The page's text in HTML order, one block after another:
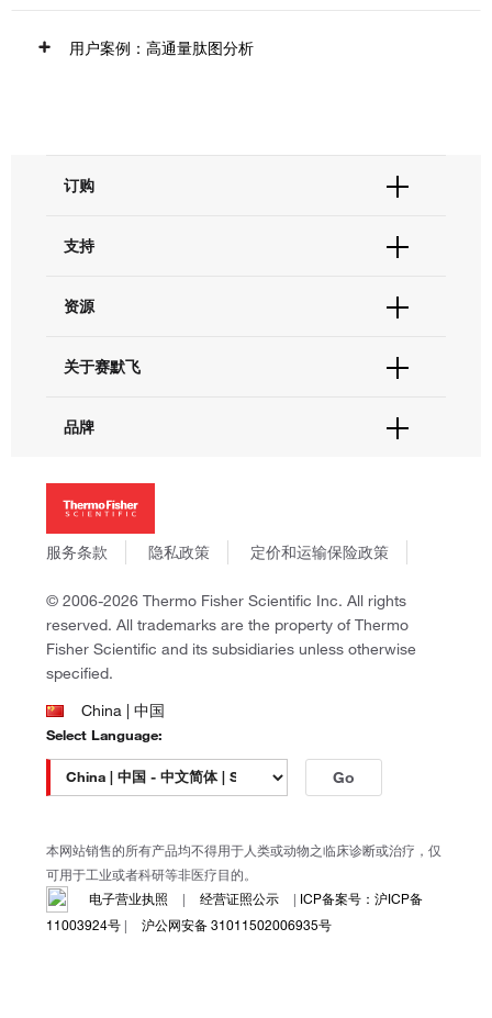
可达 3000 mAU
波长范围：190 – 680 nm，采样频率：200Hz
推荐仪器
UltiMate™ 二极管
阵列检测器
分析柱：Hypersil GOLD™ Peptide, 1.9 μm 2.1*100 mm
某色谱柱HPLC方法
点击放大
Vanquish™ Flex
用户案例：高通量肽图分析
Vanquish™ Flex
UHPLC 系统
订购
订单支持
现货供应中心
支持
联系我们 - 400 820 8982
查找文件&证书
资源
促销
社交媒体
关于赛默飞
招聘
新闻
社会责任
商标
品牌
Applied Biosystems
Invitrogen
Gibco
Unity Lab Services
Patheon
PPD
服务条款 隐私政策 定价和运输保险政策
© 2006-2026 Thermo Fisher Scientific Inc. All rights
reserved. All trademarks are the property of Thermo
Fisher Scientific and its subsidiaries unless otherwise
specified.
China | 中国
Select Language:
Go
本网站销售的所有产品均不得用于人类或动物之临床诊断或治疗，仅
可用于工业或者科研等非医疗目的。
电子营业执照
| 经营证照公示 | ICP备案号：沪ICP备
11003924号 | 沪公网安备 31011502006935号